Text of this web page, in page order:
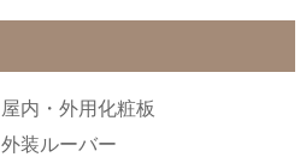
屋内・外用化粧板
外装ルーバー